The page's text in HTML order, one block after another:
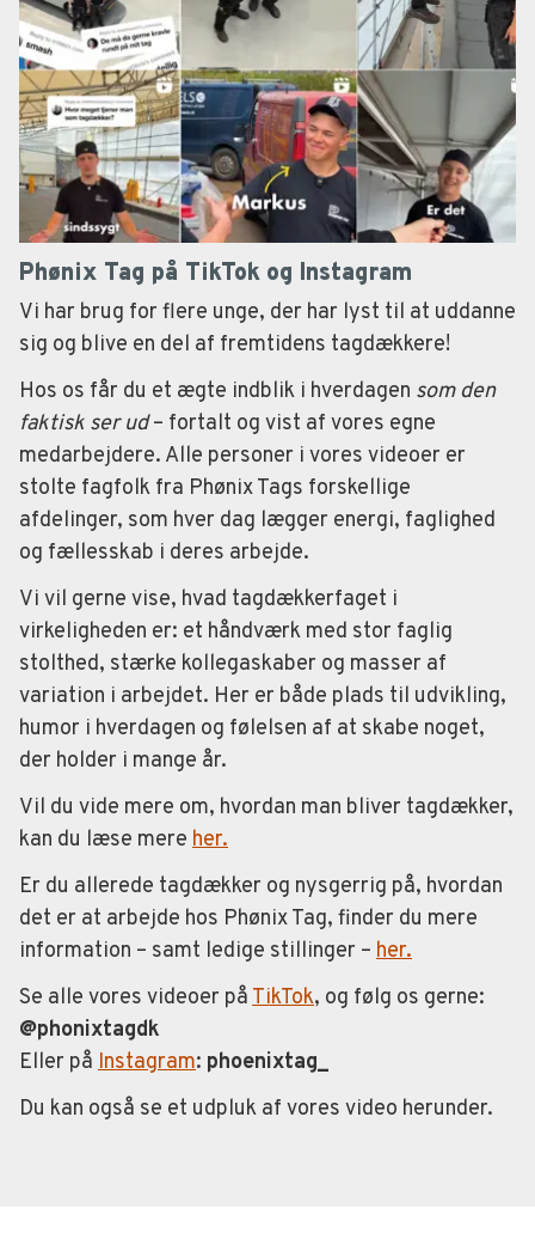
Phønix Tag på TikTok og Instagram
Vi har brug for flere unge, der har lyst til at uddanne
sig og blive en del af fremtidens tagdækkere!
Hos os får du et ægte indblik i hverdagen som den
faktisk ser ud– fortalt og vist af vores egne
medarbejdere. Alle personer i vores videoer er
stolte fagfolk fra Phønix Tags forskellige
afdelinger, som hver dag lægger energi, faglighed
og fællesskab i deres arbejde.
Vi vil gerne vise, hvad tagdækkerfaget i
virkeligheden er: et håndværk med stor faglig
stolthed, stærke kollegaskaber og masser af
variation i arbejdet. Her er både plads til udvikling,
humor i hverdagen og følelsen af at skabe noget,
der holder i mange år.
Vil du vide mere om, hvordan man bliver tagdækker,
kan du læse mere her.
Er du allerede tagdækker og nysgerrig på, hvordan
det er at arbejde hos Phønix Tag, finder du mere
information – samt ledige stillinger – her.
Se alle vores videoer påTikTok, og følg os gerne:
@phonixtagdk
Eller på Instagram: phoenixtag_
Du kan også se et udpluk af vores video herunder.